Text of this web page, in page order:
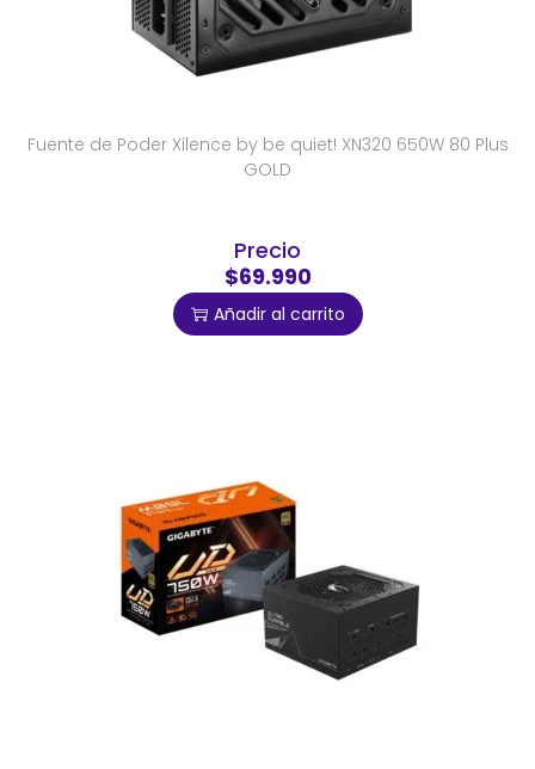
Fuente de Poder Xilence by be quiet! XN320 650W 80 Plus
GOLD
Precio
$69.990
Añadir al carrito